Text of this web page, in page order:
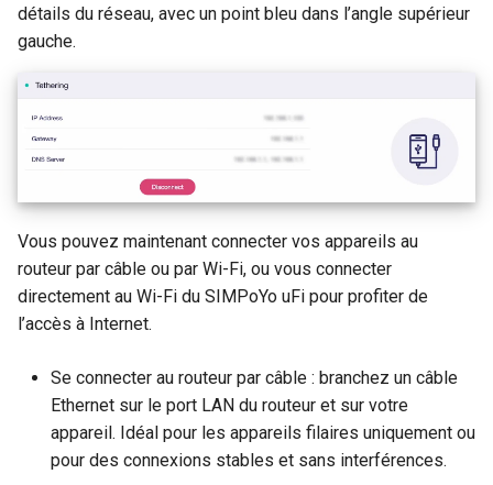
détails du réseau, avec un point bleu dans l’angle supérieur
gauche.
Vous pouvez maintenant connecter vos appareils au
routeur par câble ou par Wi-Fi, ou vous connecter
directement au Wi-Fi du SIMPoYo uFi pour profiter de
l’accès à Internet.
Se connecter au routeur par câble : branchez un câble
Ethernet sur le port LAN du routeur et sur votre
appareil. Idéal pour les appareils filaires uniquement ou
pour des connexions stables et sans interférences.